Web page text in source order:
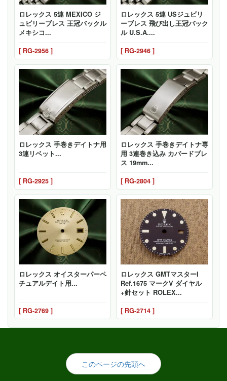
ロレックス 5連 MEXICO ジ
ュビリーブレス 王冠バックル
メキシコ...
[ RG-2956 ]
ロレックス 5連 USジュビリ
ーブレス 飛び出し王冠バック
ル U.S.A....
[ RG-2946 ]
ロレックス 手巻きデイトナ用
3連リベット...
[ RG-2925 ]
ロレックス 手巻きデイトナ専
用 3連巻き込み カバードブレ
ス 19mm...
[ RG-2804 ]
ロレックス オイスターパーペ
チュアルデイト用...
[ RG-2769 ]
ロレックス GMTマスターI
Ref.1675 マークV ダイヤル
+針セット ROLEX...
[ RG-2714 ]
このページの先頭へ